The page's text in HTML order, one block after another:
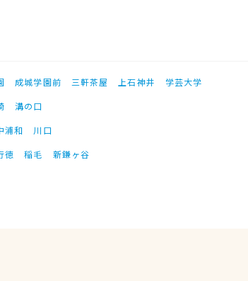
成城学園前 三軒茶屋 上石神井
学芸大学
溝の口
浦和
川口
徳 稲毛 新鎌ヶ谷